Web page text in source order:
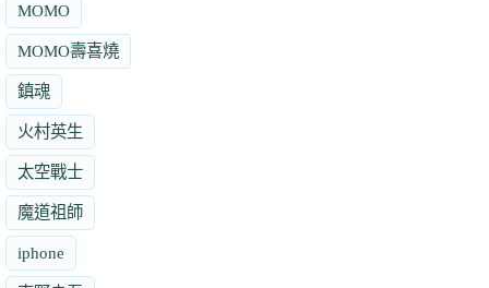
MOMO
MOMO壽喜燒
鎮魂
火村英生
太空戰士
魔道祖師
iphone